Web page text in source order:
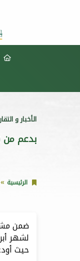
الأخبار و
بدعم من (
الرئيسية
ضمن
لشهر أبريل
حيث أودعت في حسابات